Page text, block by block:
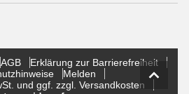
AGB
Erklärung zur Barrierefreiheit
Melden
und ggf. zzgl. Versandkosten